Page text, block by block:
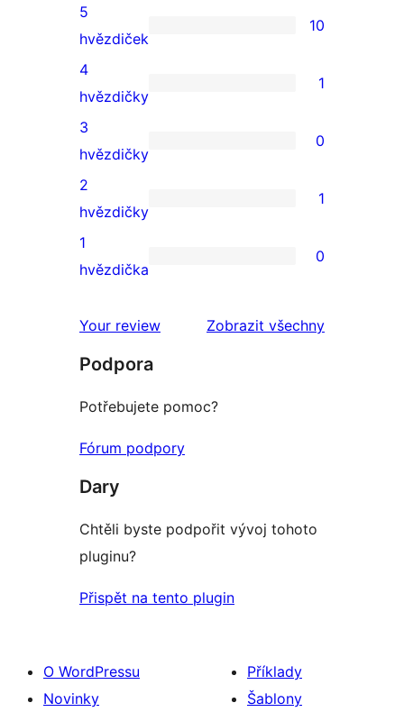
10
5hvězdičkové
hodnocení
5
hvězdiček
10
1
4hvězdičkové
hodnocení
4
hvězdičky
1
0
3hvězdičkové
hodnocení
3
hvězdičky
0
1
2hvězdičkové
hodnocení
2
hvězdičky
1
0
hodnocení
1
hvězdička
0
Your review Zobrazit všechnyrecenze
Podpora
Potřebujete pomoc?
Fórum podpory
Dary
Chtěli byste podpořit vývoj tohoto
pluginu?
Přispět na tento plugin
O WordPressu
Novinky
Příklady
Šablony